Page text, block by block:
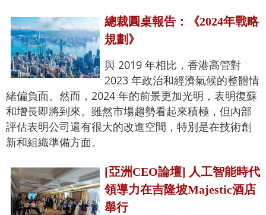
總裁圓桌報告：《2024年戰略
規劃》
與 2019 年相比，香港高管對
2023 年政治和經濟氣候的整體情
緒偏負面。然而，2024 年的前景更加光明，表明復蘇
和增長即將到來。雖然市場趨勢看起來積極，但內部
評估表明公司還有很大的改進空間，特別是在技術創
新和組織準備方面。
[亞洲CEO論壇] 人工智能時代
領導力在吉隆坡Majestic酒店
舉行